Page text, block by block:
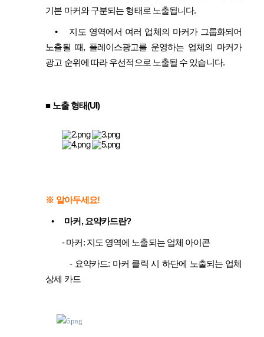
기본 마커와 구분되는 형태로 노출됩니다.
•
지도 영역에서 여러 업체의 마커가 그룹화되어
노출될 때, 플레이스광고를 운영하는 업체의 마커가
광고 순위에 따라 우선적으로 노출될 수 있습니다.
■ 노출 형태(UI)
※ 알아두세요!
• 마커, 요약카드란?
- 마커: 지도 영역에 노출되는 업체 아이콘
- 요약카드: 마커 클릭 시 하단에 노출되는 업체
상세 카드